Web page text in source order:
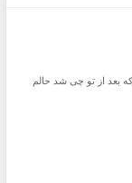
بعد از تو چی شد حالم